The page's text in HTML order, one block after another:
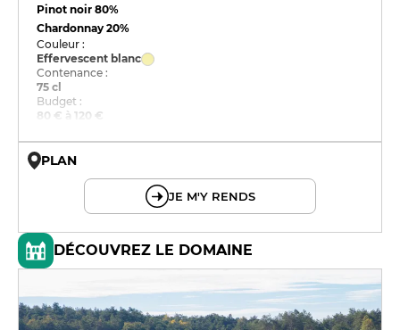
Pinot noir80%
Chardonnay20%
Couleur :
Effervescent blanc
Contenance :
75 cl
Budget :
80 € à 120 €
PLAN
JE M'Y RENDS
DÉCOUVREZ LE DOMAINE